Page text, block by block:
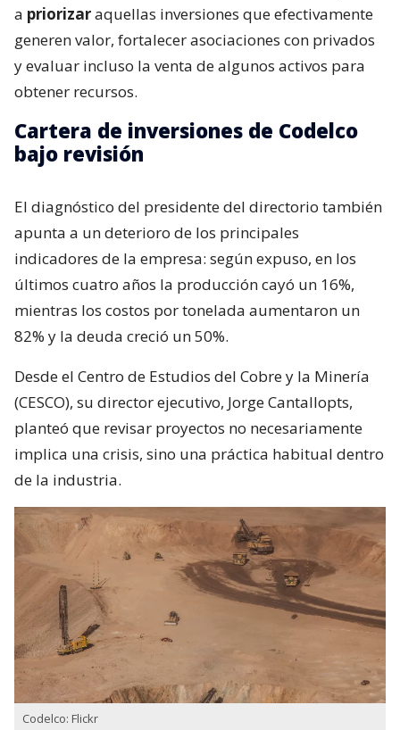
a priorizaraquellas inversiones que efectivamente
generen valor, fortalecer asociaciones con privados
y evaluar incluso la venta de algunos activos para
obtener recursos.
Cartera de inversiones de Codelco
bajo revisión
El diagnóstico del presidente del directorio también
apunta a un deterioro de los principales
indicadores de la empresa: según expuso, en los
últimos cuatro años la producción cayó un 16%,
mientras los costos por tonelada aumentaron un
82% y la deuda creció un 50%.
Desde el Centro de Estudios del Cobre y la Minería
(CESCO), su director ejecutivo, Jorge Cantallopts,
planteó que revisar proyectos no necesariamente
implica una crisis, sino una práctica habitual dentro
de la industria.
Codelco: Flickr